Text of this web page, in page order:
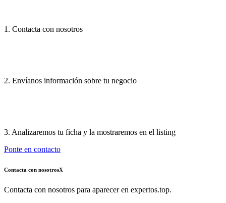
1. Contacta con nosotros
2. Envíanos información sobre tu negocio
3. Analizaremos tu ficha y la mostraremos en el listing
Ponte en contacto
Contacta con nosotrosX
Contacta con nosotros para aparecer en expertos.top.